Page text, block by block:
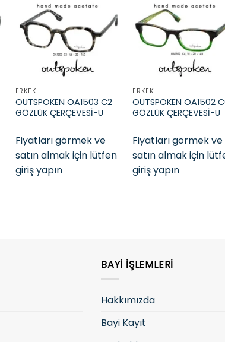
Add to
ERKEK
OUTSPOKEN OA1503 C2
GÖZLÜK ÇERÇEVESİ-U
Fiyatları görmek ve
satın almak için lütfen
giriş yapın
Add to
ERKEK
OUTSPOKEN OA1502
GÖZLÜK ÇERÇEVESİ-U
Fiyatları görmek ve
satın almak için
giriş yapın
BAYI İŞLEMLERI
Hakkımızda
Bayi Kayıt